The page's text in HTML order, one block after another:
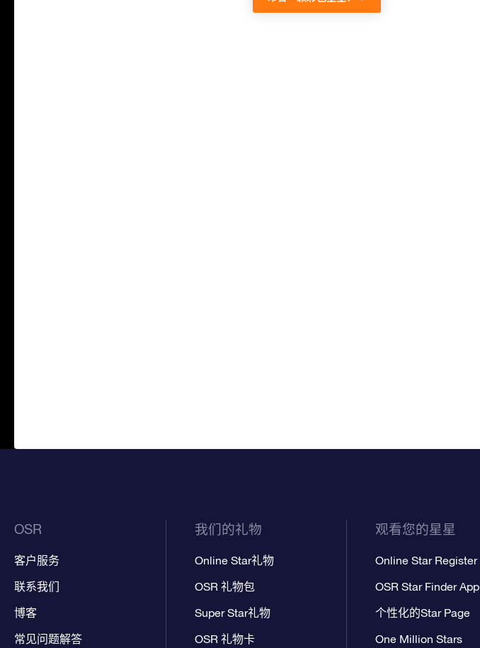
OSR
客户服务
联系我们
博客
常见问题解答
我们的礼物
Online Star礼物
OSR 礼物包
Super Star礼物
OSR 礼物卡
观看您的星星
Online Star Register
OSR Star Finder App
个性化的Star Page
One Million Stars